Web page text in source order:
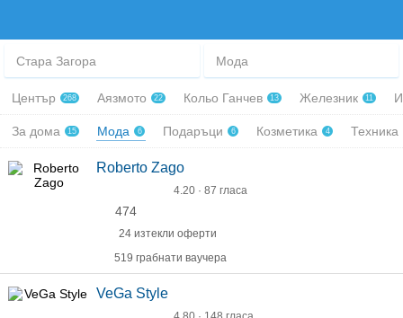
Стара Загора Мода
Център 268 Аязмото 22 Кольо Ганчев 13 Железник 11
За дома 15 Мода 6 Подаръци 6 Козметика 4 Техника
Roberto Zago
4.20 · 87 гласа
474
24 изтекли оферти
519 грабнати ваучера
VeGa Style